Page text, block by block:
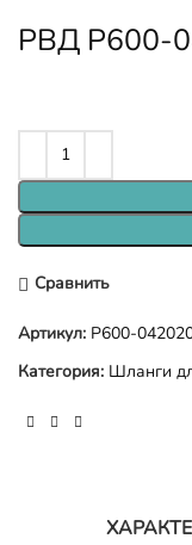
РВД P600-
Сравнить
Артикул: P600-
Категория: Шланги